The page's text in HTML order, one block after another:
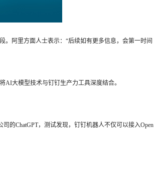
。阿里方面人士表示：“后续如有更多信息，会第一时间
AI大模型技术与钉钉生产力工具深度结合。
的ChatGPT，测试发现，钉钉机器人不仅可以接入Open